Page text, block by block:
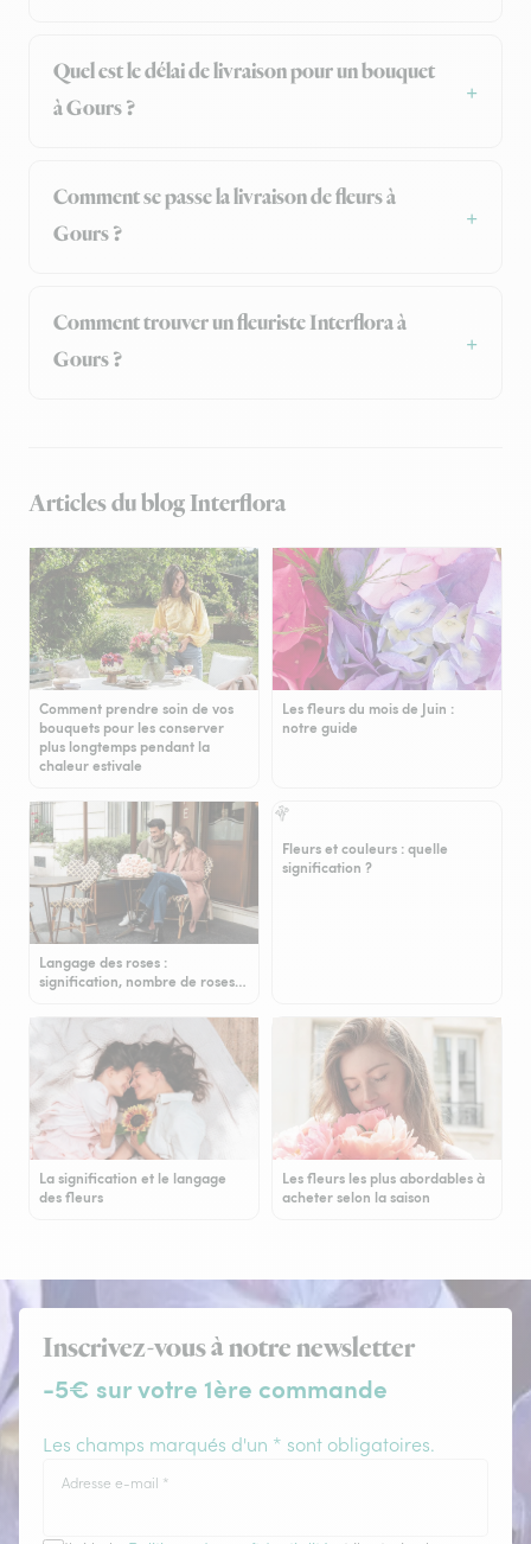
Quel est le délai de livraison pour un bouquet
à Gours ?
Comment se passe la livraison de fleurs à
Gours ?
Comment trouver un fleuriste Interflora à
Gours ?
Articles du blog Interflora
Comment prendre soin de vos
bouquets pour les conserver
plus longtemps pendant la
chaleur estivale
Les fleurs du mois de Juin :
notre guide
Langage des roses :
signification, nombre de roses…
Fleurs et couleurs : quelle
signification ?
La signification et le langage
des fleurs
Les fleurs les plus abordables à
acheter selon la saison
Inscrivez-vous à notre newsletter
-5€ sur votre 1ère commande
Les champs marqués d'un * sont obligatoires.
Adresse e-mail *